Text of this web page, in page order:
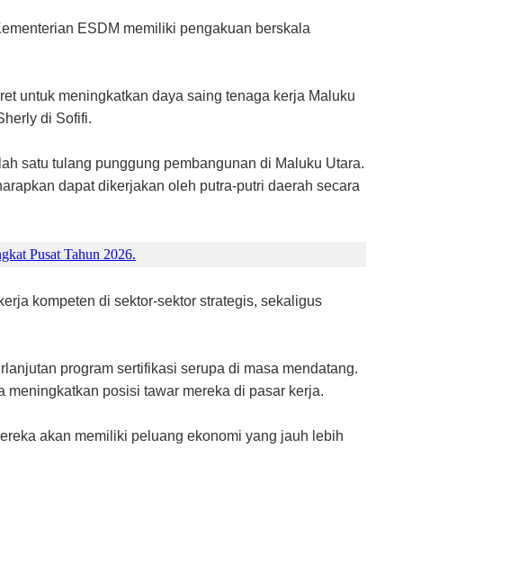
ESDM memiliki pengakuan berskala
untuk meningkatkan daya saing tenaga kerja Maluku
di Sofifi.
satu tulang punggung pembangunan di Maluku Utara.
dapat dikerjakan oleh putra-putri daerah secara
Pusat Tahun 2026.
kompeten di sektor-sektor strategis, sekaligus
program sertifikasi serupa di masa mendatang.
posisi tawar mereka di pasar kerja.
akan memiliki peluang ekonomi yang jauh lebih